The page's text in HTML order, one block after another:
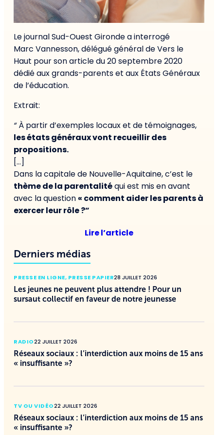
Le journalSud-Ouest Gironde a interrogé
Marc Vannesson, délégué général deVers le
Haut pour son article du 20 septembre 2020
dédié aux grands-parents et aux États Généraux
de l’éducation.
Extrait:
“ À partir d’exemples locaux et de témoignages,
les états généraux vont recueillir des
propositions.
[…]
Dans la capitale de Nouvelle-Aquitaine, c’est le
thème de la parentalitéqui est mis en avant
avec la question « comment aider les parents à
exercer leur rôle ?”
Lire l’article
Derniers médias
PRESSE EN LIGNE, PRESSE PAPIER28 JUILLET 2026
Les jeunes ne peuvent plus attendre ! Pour un
sursaut collectif en faveur de notre jeunesse
RADIO22 JUILLET 2026
Réseaux sociaux : l’interdiction aux moins de 15 ans
« insuffisante »?
TV OU VIDÉO22 JUILLET 2026
Réseaux sociaux : l’interdiction aux moins de 15 ans
« insuffisante »?